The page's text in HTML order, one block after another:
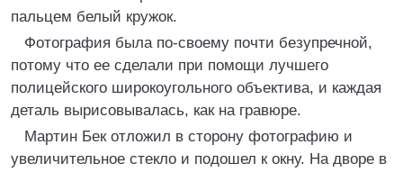
пальцем белый кружок.
Фотография была по-своему почти безупречной,
потому что ее сделали при помощи лучшего
полицейского широкоугольного объектива, и каждая
деталь вырисовывалась, как на гравюре.
Мартин Бек отложил в сторону фотографию и
увеличительное стекло и подошел к окну. На дворе в